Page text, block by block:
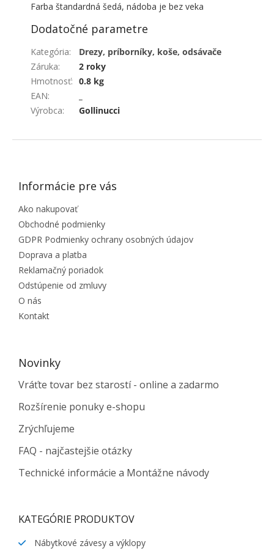
Farba štandardná šedá, nádoba je bez veka
Dodatočné parametre
Kategória:
Drezy, príborníky, koše, odsávače
Záruka:
2 roky
Hmotnosť: 0.8 kg
EAN:
Výrobca: Gollinucci
ZÁPÄTIE
Informácie pre vás
Ako nakupovať
Obchodné podmienky
GDPR Podmienky ochrany osobných údajov
Doprava a platba
Reklamačný poriadok
Odstúpenie od zmluvy
O nás
Kontakt
Novinky
Vráťte tovar bez starostí - online a zadarmo
Rozšírenie ponuky e-shopu
Zrýchľujeme
FAQ - najčastejšie otázky
Technické informácie a Montážne návody
KATEGÓRIE PRODUKTOV
Nábytkové závesy a výklopy